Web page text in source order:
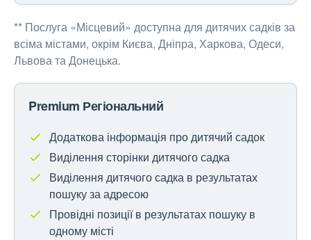
** Послуга «Місцевий» доступна для дитячих садків за
всіма містами, окрім Києва, Дніпра, Харкова, Одеси,
Львова та Донецька.
Premium Регіональний
Додаткова інформація про дитячий садок
Виділення сторінки дитячого садка
Виділення дитячого садка в результатах
пошуку за адресою
Провідні позиції в результатах пошуку в
одному місті